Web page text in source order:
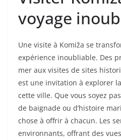
voyage
Une visite à Komiža se
expérience inoubliable. Des
mer aux visites de sites
est une invitation à explorer
cette ville. Que vous soyez
de baignade ou d’histoire
chose à offrir à chacun. Les
environnants, offrant des